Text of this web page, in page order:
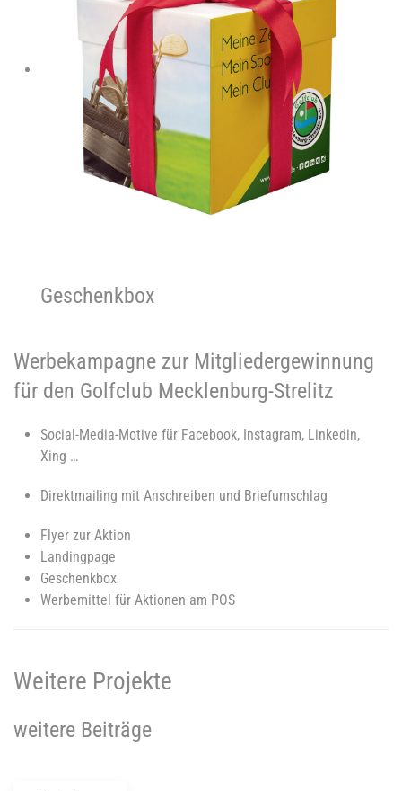
Geschenkbox
Werbekampagne zur Mitgliedergewinnung
für den Golfclub Mecklenburg-Strelitz
Social-Media-Motive für Facebook, Instagram, Linkedin,
Xing …
Direktmailing mit Anschreiben und Briefumschlag
Flyer zur Aktion
Landingpage
Geschenkbox
Werbemittel für Aktionen am POS
Weitere Projekte
weitere Beiträge